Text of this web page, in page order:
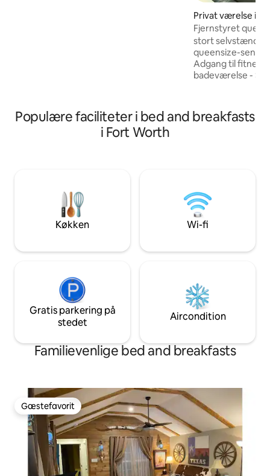
Privat værelse i
Fjernstyret
stort
queensize-seng ,
Adgang til
badeværelse -
håndklæder i kurven
tæppe *Der
vil blive anmodet
på 95 dollars ved
Populære faciliteter i bed and breakfasts
i Fort Worth
Køkken Wi-fi
Gratis parkering på
stedet
Aircondition
Familievenlige bed and breakfasts
Gæstefavorit
Gæstefavorit